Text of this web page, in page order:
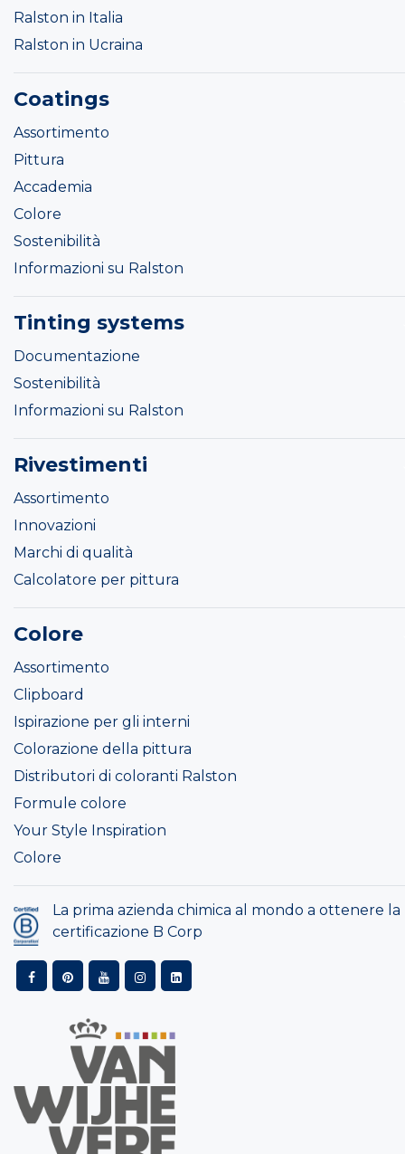
Ralston in Italia
Ralston in Ucraina
Coatings
Assortimento
Pittura
Accademia
Colore
Sostenibilità
Informazioni su Ralston
Tinting systems
Documentazione
Sostenibilità
Informazioni su Ralston
Rivestimenti
Assortimento
Innovazioni
Marchi di qualità
Calcolatore per pittura
Colore
Assortimento
Clipboard
Ispirazione per gli interni
Colorazione della pittura
Distributori di coloranti Ralston
Formule colore
Your Style Inspiration
Colore
La prima azienda chimica al mondo a ottenere la
certificazione B Corp